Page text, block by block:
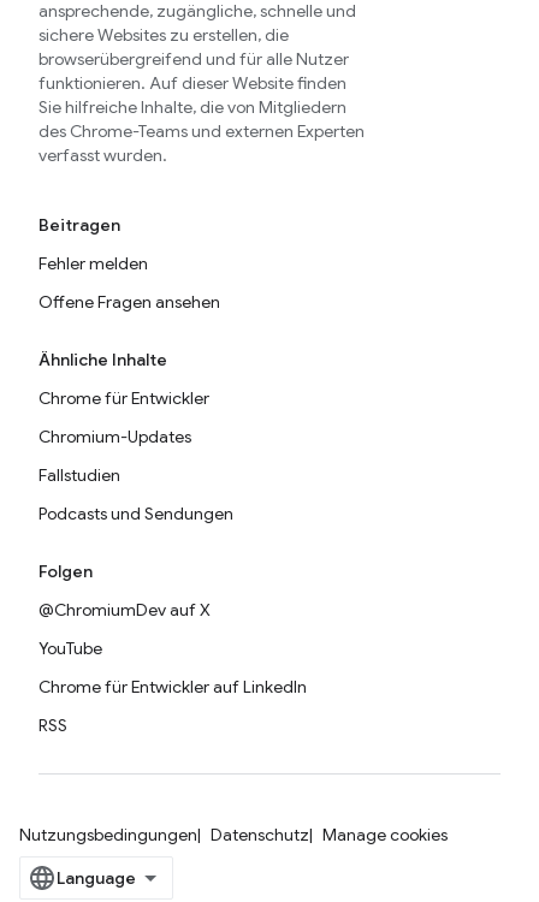
ansprechende, zugängliche, schnelle und
sichere Websites zu erstellen, die
browserübergreifend und für alle Nutzer
funktionieren. Auf dieser Website finden
Sie hilfreiche Inhalte, die von Mitgliedern
des Chrome-Teams und externen Experten
verfasst wurden.
Beitragen
Fehler melden
Offene Fragen ansehen
Ähnliche Inhalte
Chrome für Entwickler
Chromium-Updates
Fallstudien
Podcasts und Sendungen
Folgen
@ChromiumDev auf X
YouTube
Chrome für Entwickler auf LinkedIn
RSS
Nutzungsbedingungen Datenschutz Manage cookies